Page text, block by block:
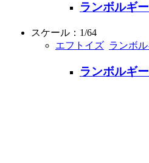
ランボルギ
スケール：1/64
エフトイズ ランボ
ランボルギ